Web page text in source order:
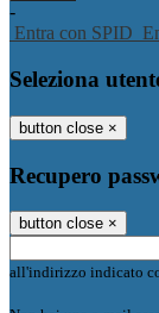
-
Entra con SPID
Seleziona
button close ×
Recupero
button close ×
all'indirizzo indicato